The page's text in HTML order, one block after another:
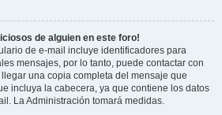
de alguien en este foro!
de e-mail incluye identificadores para
mensajes, por lo tanto, puede contactar con
una copia completa del mensaje que
incluya la cabecera, ya que contiene los datos
La Administración tomará medidas.